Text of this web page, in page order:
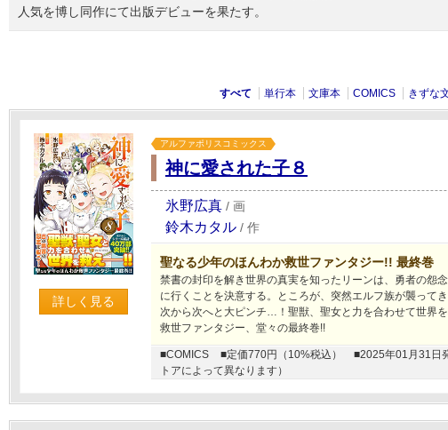
人気を博し同作にて出版デビューを果たす。
すべて 単行本 文庫本 COMICS きずな
詳しく見る
アルファポリスコミックス
神に愛された子８
氷野広真 / 画
鈴木カタル / 作
聖なる少年のほんわか救世ファンタジー!! 最終巻
禁書の封印を解き世界の真実を知ったリーンは、勇者の怨
に行くことを決意する。ところが、突然エルフ族が襲って
次から次へと大ピンチ…！聖獣、聖女と力を合わせて世界
救世ファンタジー、堂々の最終巻!!
■COMICS ■定価770円（10%税込）
■2025年01月31日
トアによって異なります）